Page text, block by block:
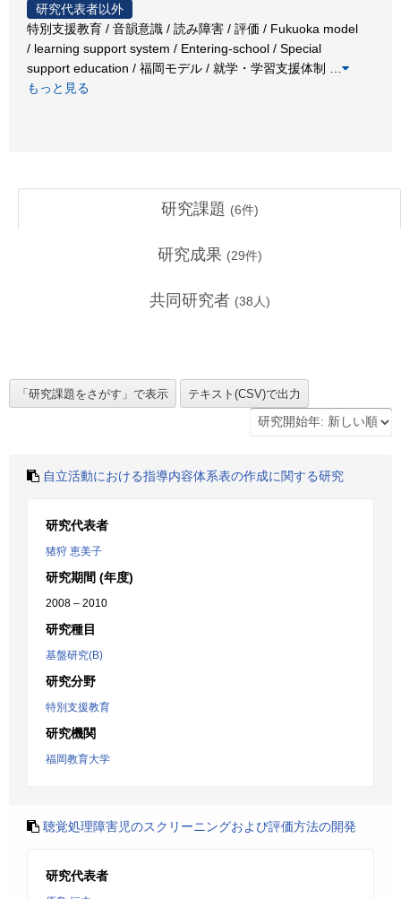
研究代表者以外
特別支援教育 / 音韻意識 / 読み障害 / 評価 / Fukuoka model
/ learning support system / Entering-school / Special
support education / 福岡モデル / 就学・学習支援体制
もっと見る
研究課題 (6件)
研究成果 (29件)
共同研究者 (38 人)
自立活動における指導内容体系表の作成に関する研究
研究代表者
猪狩 恵美子
研究期間 (年度)
2008 – 2010
研究種目
基盤研究(B)
研究分野
特別支援教育
研究機関
福岡教育大学
聴覚処理障害児のスクリーニングおよび評価方法の開発
研究代表者